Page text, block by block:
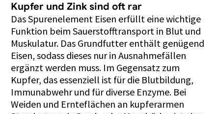
Kupfer und Zink sind oft rar
Das Spurenelement Eisen erfüllt eine wichtige
Funktion beim Sauerstofftransport in Blut und
Muskulatur. Das Grundfutter enthält genügend
Eisen, sodass dieses nur in Ausnahmefällen
ergänzt werden muss. Im Gegensatz zum
Kupfer, das essenziell ist für die Blutbildung,
Immunabwehr und für diverse Enzyme. Bei
Weiden und Ernteflächen an kupferarmen